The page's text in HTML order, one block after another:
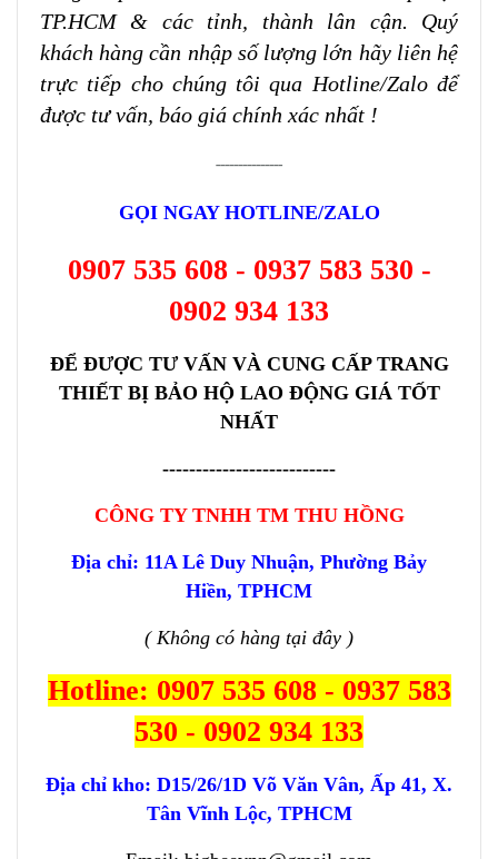
TP.HCM & các tỉnh, thành lân cận. Quý
khách hàng cần nhập số lượng lớn hãy liên hệ
trực tiếp cho chúng tôi qua Hotline/Zalo để
được tư vấn, báo giá chính xác nhất !
---------------
GỌI NGAY HOTLINE/ZALO
0907 535 608 - 0937 583 530 -
0902 934 133
ĐỂ ĐƯỢC TƯ VẤN VÀ CUNG CẤP TRANG
THIẾT BỊ BẢO HỘ LAO ĐỘNG GIÁ TỐT
NHẤT
--------------------------
CÔNG TY TNHH TM THU HỒNG
Địa chỉ: 11A Lê Duy Nhuận, Phường Bảy
Hiền, TPHCM
( Không có hàng tại đây )
Hotline: 0907 535 608 - 0937 583
530 - 0902 934 133
Địa chỉ kho: D15/26/1D Võ Văn Vân, Ấp 41, X.
Tân Vĩnh Lộc, TPHCM